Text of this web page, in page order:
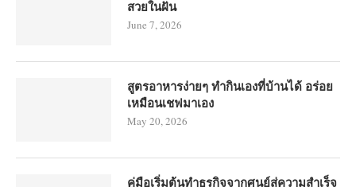
สวยในฝัน
June 7, 2026
สูตรอาหารง่ายๆ ทำกินเองที่บ้านได้ อร่อย
เหมือนเชฟมาเอง
May 20, 2026
คู่มือเริ่มต้นทำธุรกิจจากศูนย์สู่ความสำเร็จ